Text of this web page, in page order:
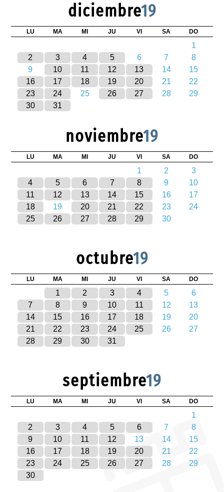
diciembre19
LU MA MI JU VI SA DO
1
2
3 4 5 6 7
8
9
10 11 12 13 14
15
16
17 18 19 20 21
22
23
24 25 26 27 28
29
30
31
noviembre19
LU MA MI JU VI SA DO
1 2
3
4
5 6 7 8 9
10
11
12 13 14 15 16
17
18
19 20 21 22 23
24
25
26 27 28 29 30
octubre19
LU MA MI JU VI SA DO
1 2 3 4 5
6
7
8 9 10 11 12
13
14
15 16 17 18 19
20
21
22 23 24 25 26
27
28
29 30 31
septiembre19
LU MA MI JU VI SA DO
1
2
3 4 5 6 7
8
9
10 11 12 13 14
15
16
17 18 19 20 21
22
23
24 25 26 27 28
29
30